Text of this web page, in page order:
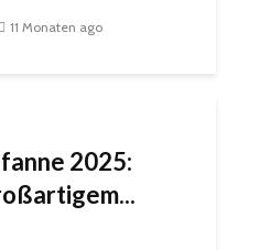
11 Monaten ago
2025: